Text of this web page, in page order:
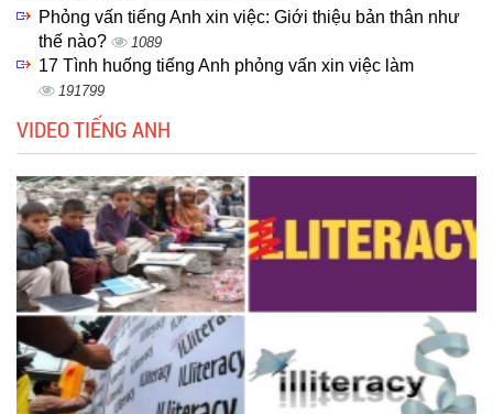
Phỏng vấn tiếng Anh xin việc: Giới thiệu bản thân như
thế nào?
1089
17 Tình huống tiếng Anh phỏng vấn xin việc làm
191799
VIDEO TIẾNG ANH